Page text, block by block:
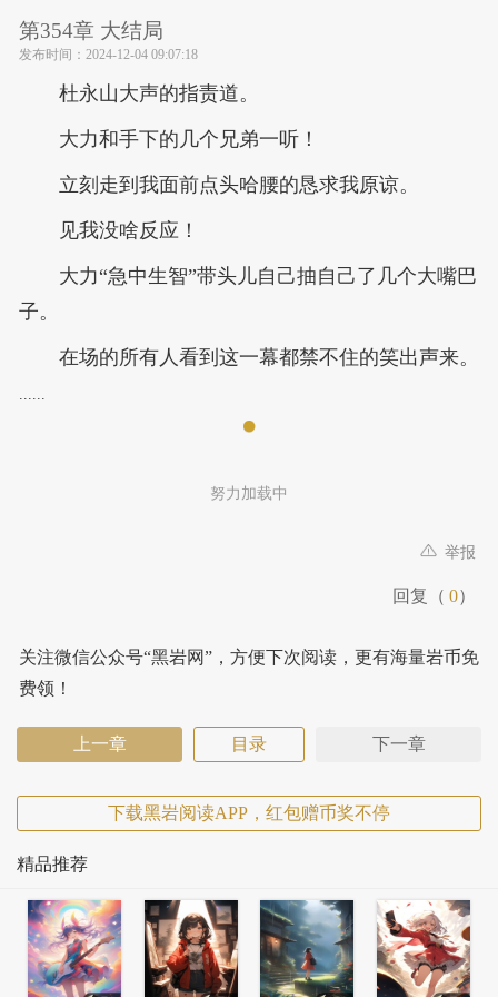
第354章 大结局
发布时间： 2024-12-04 09:07:18
杜永山大声的指责道。
大力和手下的几个兄弟一听！
立刻走到我面前点头哈腰的恳求我原谅。
见我没啥反应！
大力“急中生智”带头儿自己抽自己了几个大嘴巴
子。
在场的所有人看到这一幕都禁不住的笑出声来。
努力加载中
举报
回复（ 0）
关注微信公众号“黑岩网”，方便下次阅读，更有海量岩币免
费领！
上一章 目录 下一章
下载黑岩阅读APP，红包赠币奖不停
精品推荐